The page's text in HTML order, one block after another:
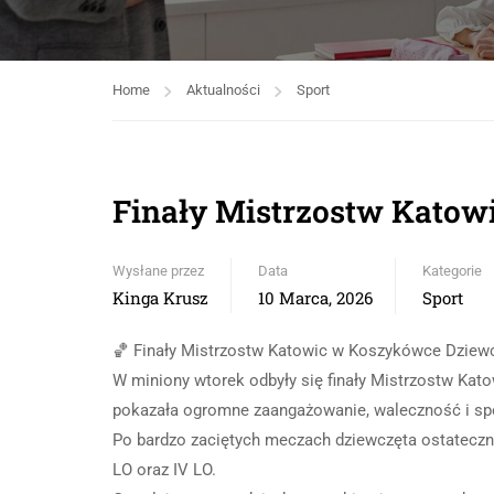
Home Aktualności Sport
Finały Mistrzostw
Wysłane przez
Kinga Krusz
Data
10 Marca, 2026
Kategorie
Sport
🏀 Finały Mistrzostw Katowic w Koszykówce
W miniony wtorek odbyły się finały Mistrzostw
pokazała ogromne zaangażowanie, waleczność i
Po bardzo zaciętych meczach dziewczęta
LO oraz IV LO.